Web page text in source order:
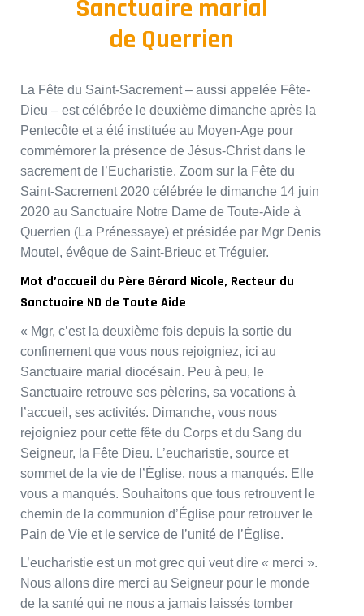
Sanctuaire marial
de Querrien
La Fête du Saint-Sacrement – aussi appelée Fête-
Dieu – est célébrée le deuxième dimanche après la
Pentecôte et a été instituée au Moyen-Age pour
commémorer la présence de Jésus-Christ dans le
sacrement de l’Eucharistie. Zoom sur la Fête du
Saint-Sacrement 2020 célébrée le dimanche 14 juin
2020 au Sanctuaire Notre Dame de Toute-Aide à
Querrien (La Prénessaye) et présidée par Mgr Denis
Moutel, évêque de Saint-Brieuc et Tréguier.
Mot d’accueil du Père Gérard Nicole, Recteur du
Sanctuaire ND de Toute Aide
« Mgr, c’est la deuxième fois depuis la sortie du
confinement que vous nous rejoigniez, ici au
Sanctuaire marial diocésain. Peu à peu, le
Sanctuaire retrouve ses pèlerins, sa vocations à
l’accueil, ses activités. Dimanche, vous nous
rejoigniez pour cette fête du Corps et du Sang du
Seigneur, la Fête Dieu. L’eucharistie, source et
sommet de la vie de l’Église, nous a manqués. Elle
vous a manqués. Souhaitons que tous retrouvent le
chemin de la communion d’Église pour retrouver le
Pain de Vie et le service de l’unité de l’Église.
L’eucharistie est un mot grec qui veut dire « merci ».
Nous allons dire merci au Seigneur pour le monde
de la santé qui ne nous a jamais laissés tomber